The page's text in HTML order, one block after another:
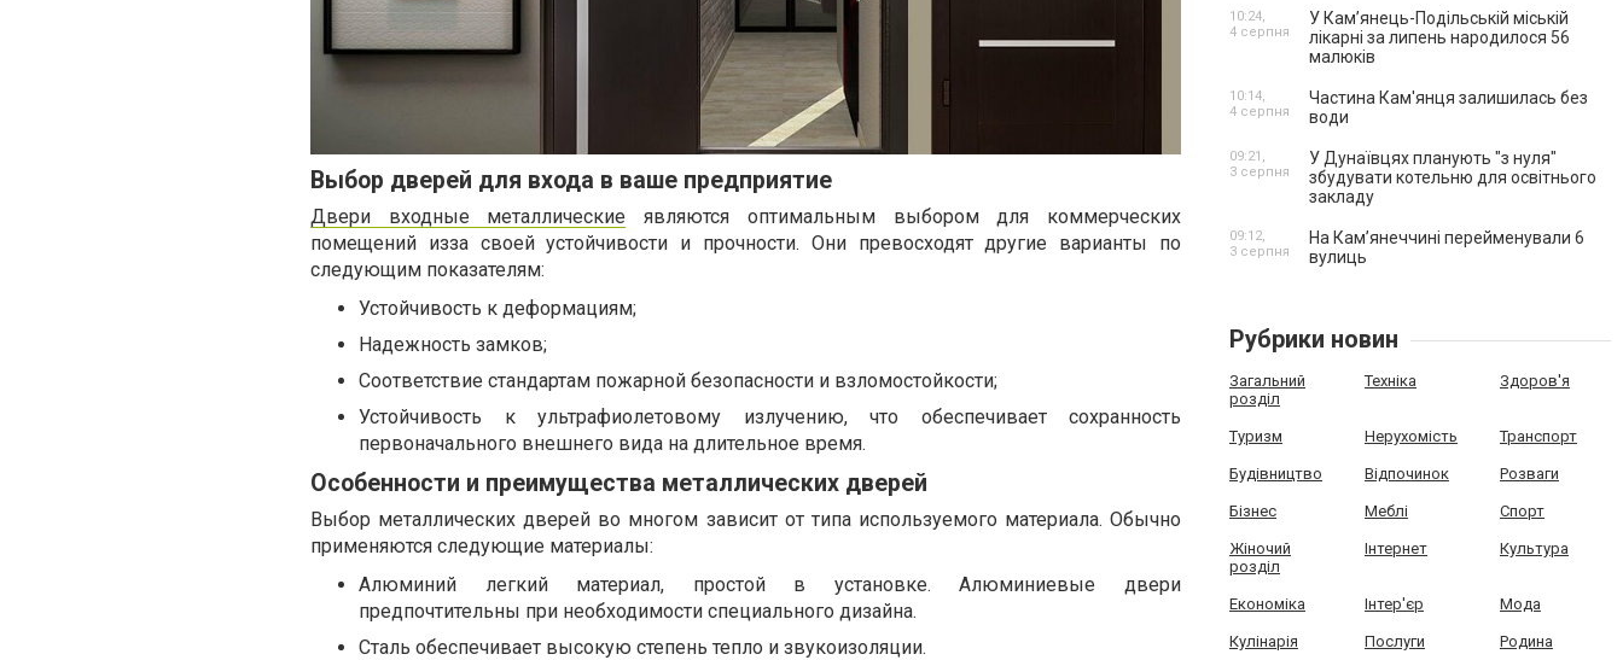
Выбор дверей для входа в ваше предприятие
Двери входные металлические являются оптимальным выбором для коммерческих
помещений изза своей устойчивости и прочности. Они превосходят другие варианты по
следующим показателям:
Устойчивость к деформациям;
Надежность замков;
Соответствие стандартам пожарной безопасности и взломостойкости;
Устойчивость к ультрафиолетовому излучению, что обеспечивает сохранность
первоначального внешнего вида на длительное время.
Особенности и преимущества металлических дверей
Выбор металлических дверей во многом зависит от типа используемого материала. Обычно
применяются следующие материалы:
Алюминий легкий материал, простой в установке. Алюминиевые двери
предпочтительны при необходимости специального дизайна.
Сталь обеспечивает высокую степень тепло и звукоизоляции.
У Кам’янець-Подільській міській
лікарні за липень народилося 56
малюків
10:24,
4 серпня
Частина Кам'янця залишилась без
води
10:14,
4 серпня
У Дунаївцях планують "з нуля"
збудувати котельню для освітнього
закладу
09:21,
3 серпня
На Камʼянеччині перейменували 6
вулиць
09:12,
3 серпня
Рубрики новин
Загальний
розділ
Техніка Здоров'я
Туризм Нерухомість Транспорт
Будівництво Відпочинок Розваги
Бізнес Меблі Спорт
Жіночий
розділ
Інтернет Культура
Економіка Інтер'єр Мода
Кулінарія Послуги Родина